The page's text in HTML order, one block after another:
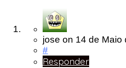
jose on 14 de Maio
#
Responder